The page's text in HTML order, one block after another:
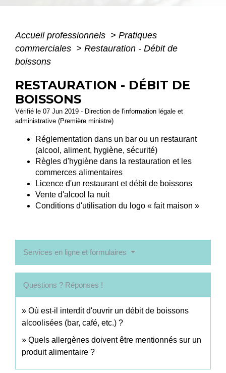
Accueil professionnels > Pratiques
commerciales > Restauration - Débit de
boissons
RESTAURATION - DÉBIT DE
BOISSONS
Vérifié le 07 Jun 2019 - Direction de l'information légale et
administrative (Première ministre)
Réglementation dans un bar ou un restaurant
(alcool, aliment, hygiène, sécurité)
Règles d'hygiène dans la restauration et les
commerces alimentaires
Licence d'un restaurant et débit de boissons
Vente d'alcool la nuit
Conditions d'utilisation du logo « fait maison »
Services en ligne et formulaires
Questions ? Réponses !
Où est-il interdit d'ouvrir un débit de boissons
alcoolisées (bar, café, etc.) ?
Quels allergènes doivent être mentionnés sur un
produit alimentaire ?